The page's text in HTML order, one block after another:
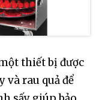
thiết bị được
và rau quả để